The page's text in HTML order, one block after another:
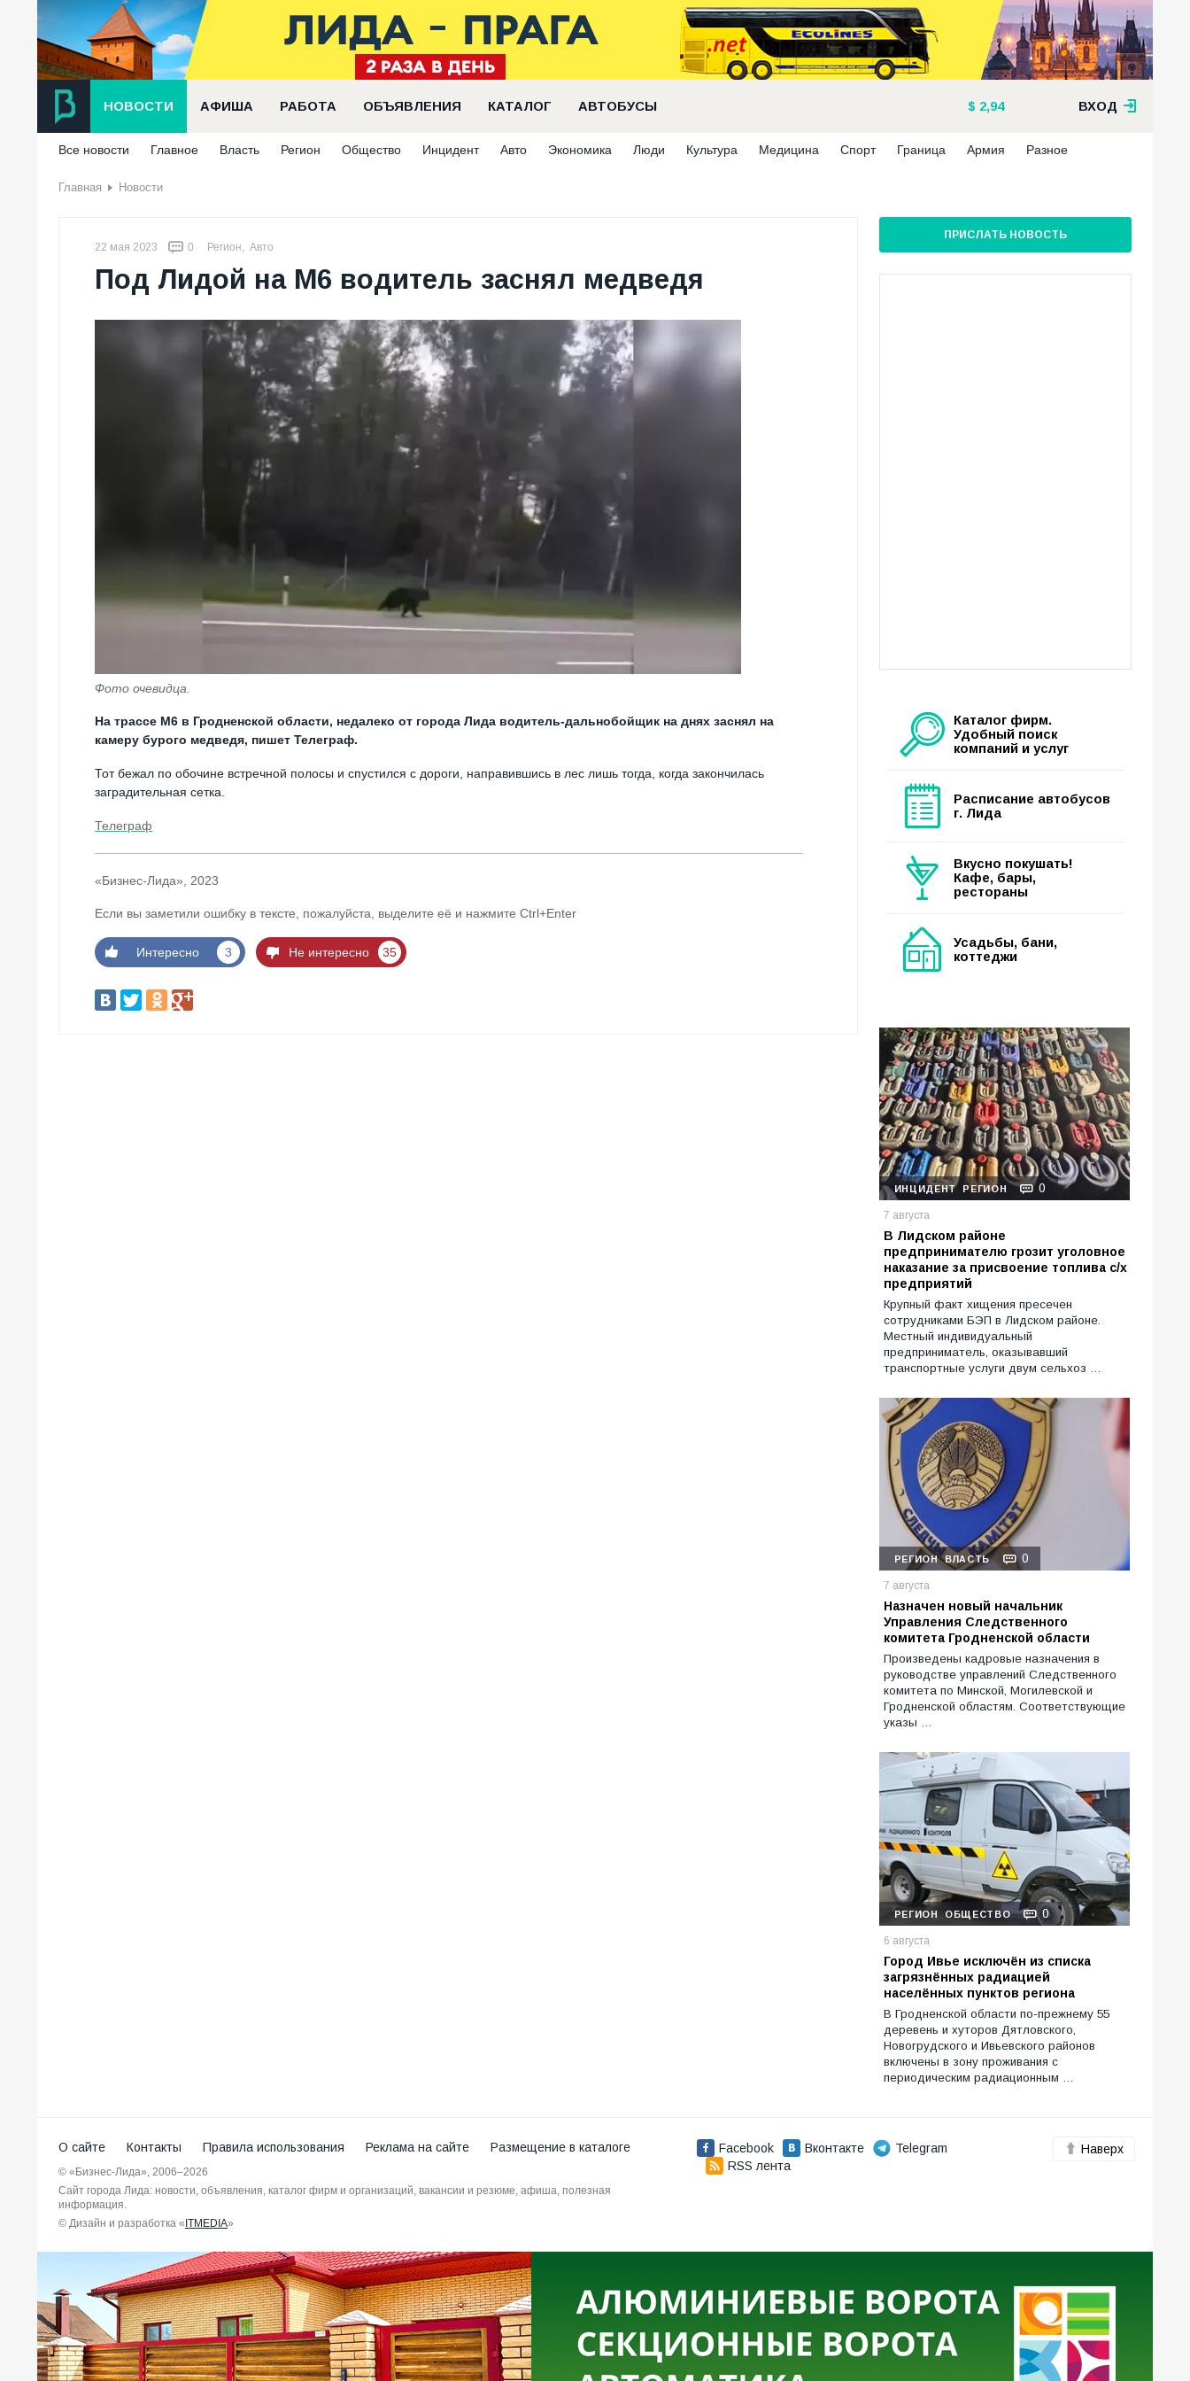
НОВОСТИ АФИША РАБОТА ОБЪЯВЛЕНИЯ КАТАЛОГ АВТОБУСЫ 2,94 ВХОД
Все новости Главное Власть Регион Общество Инцидент Авто Экономика Люди Культура Медицина Спорт Граница Армия Разное
Главная Новости
22 мая 2023 0 Регион, Авто
Под Лидой на М6 водитель заснял медведя
Фото очевидца.
На трассе М6 в Гродненской области, недалеко от города Лида водитель-дальнобойщик на днях заснял на
камеру бурого медведя, пишет Телеграф.
Тот бежал по обочине встречной полосы и спустился с дороги, направившись в лес лишь тогда, когда закончилась
заградительная сетка.
Телеграф
«Бизнес-Лида», 2023
Если вы заметили ошибку в тексте, пожалуйста, выделите её и нажмите Ctrl+Enter
Интересно 3 Не интересно 35
ПРИСЛАТЬ НОВОСТЬ
Каталог фирм.
Удобный поиск
компаний и услуг
Расписание автобусов
г. Лида
Вкусно покушать!
Кафе, бары,
рестораны
Усадьбы, бани,
коттеджи
ИНЦИДЕНТ РЕГИОН 0
7 августа
В Лидском районе
предпринимателю грозит уголовное
наказание за присвоение топлива с/х
предприятий
Крупный факт хищения пресечен
сотрудниками БЭП в Лидском районе.
Местный индивидуальный
предприниматель, оказывавший
транспортные услуги двум сельхоз …
РЕГИОН ВЛАСТЬ 0
7 августа
Назначен новый начальник
Управления Следственного
комитета Гродненской области
Произведены кадровые назначения в
руководстве управлений Следственного
комитета по Минской, Могилевской и
Гродненской областям. Соответствующие
указы …
РЕГИОН ОБЩЕСТВО 0
6 августа
Город Ивье исключён из списка
загрязнённых радиацией
населённых пунктов региона
В Гродненской области по-прежнему 55
деревень и хуторов Дятловского,
Новогрудского и Ивьевского районов
включены в зону проживания с
периодическим радиационным …
О сайте Контакты Правила использования Реклама на сайте Размещение в каталоге
© «Бизнес-Лида», 2006–2026
Сайт города Лида: новости, объявления, каталог фирм и организаций, вакансии и резюме, афиша, полезная
информация.
© Дизайн и разработка «ITMEDIA»
Facebook Вконтакте
Telegram
RSS лента
Наверх